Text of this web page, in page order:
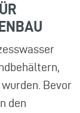
Bevor
den